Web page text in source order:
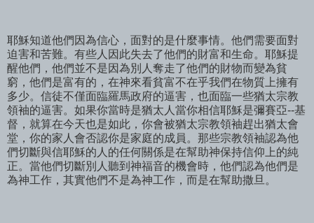
耶穌知道他們因為信心，面對的是什麼事情。他們需要面對
迫害和苦難。有些人因此失去了他們的財富和生命。耶穌提
醒他們，他們並不是因為別人奪走了他們的財物而變為貧
窮，他們是富有的，在神來看貧富不在乎我們在物質上擁有
多少。信徒不僅面臨羅馬政府的逼害，也面臨一些猶太宗教
領袖的逼害。如果你當時是猶太人當你相信耶穌是彌賽亞--基
督，就算在今天也是如此，你會被猶太宗教領袖趕出猶太會
堂，你的家人會否認你是家庭的成員。那些宗教領袖認為他
們切斷與信耶穌的人的任何關係是在幫助神保持信仰上的純
正。當他們切斷別人聽到神福音的機會時，他們認為他們是
為神工作，其實他們不是為神工作，而是在幫助撒旦。